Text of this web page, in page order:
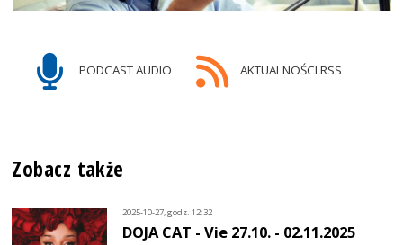
PODCAST AUDIO AKTUALNOŚCI RSS
Zobacz także
2025-10-27, godz. 12:32
DOJA CAT - Vie 27.10. - 02.11.2025